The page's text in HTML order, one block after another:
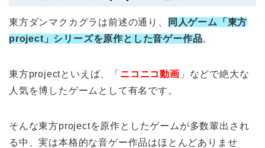
東方ダンマクカグラは前述の通り、
同人ゲーム「東方
project」シリーズを原作とした音ゲー作品。
東方projectといえば、「 ニコニコ動画 」などで絶大な
人気を博したゲームとして有名です。
そんな東方projectを原作としたゲームが多数輩出され
る中、実は本格的な音ゲー作品はほとんどありませ